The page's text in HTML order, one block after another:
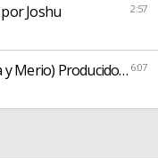
2:57
Joshu
6:07
y Merio) Producido por